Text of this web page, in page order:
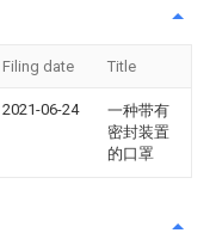
Filing date Title
2021-06-24
一种带有
密封装置
的口罩